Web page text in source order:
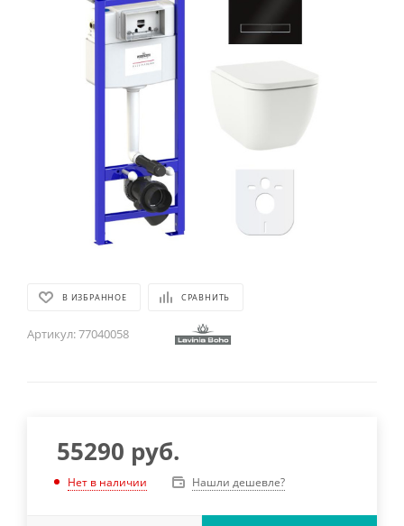
В ИЗБРАННОЕ СРАВНИТЬ
Артикул:77040058
55290 руб.
Нет в наличии Нашли дешевле?